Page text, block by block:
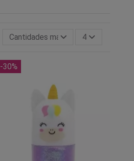
Cantidades más grandes primero
4
-30%